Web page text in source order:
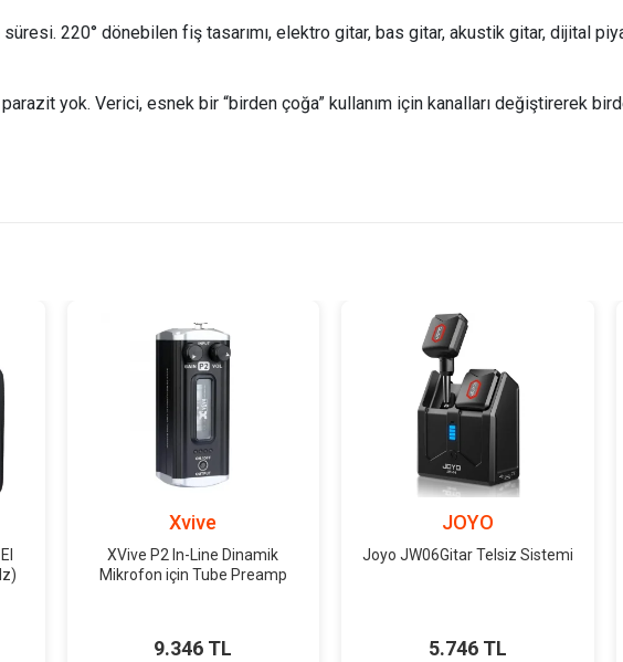
220° dönebilen fiş tasarımı, elektro gitar, bas gitar, akustik gitar, dijital
yok. Verici, esnek bir “birden çoğa” kullanım için kanalları değiştirerek
Xvive
XVive P2 In-Line Dinamik
Mikrofon için Tube Preamp
9.346 TL
JOYO
Joyo JW06Gitar Telsiz Sistemi
5.746 TL